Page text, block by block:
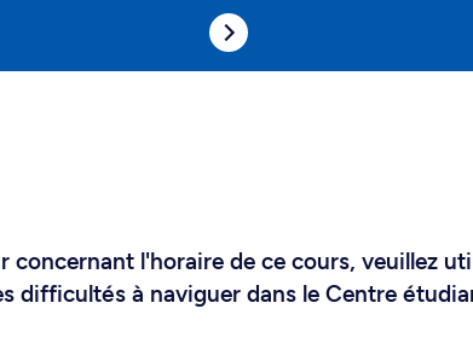
concernant l'horaire de ce cours, veuillez
difficultés à naviguer dans le Centre